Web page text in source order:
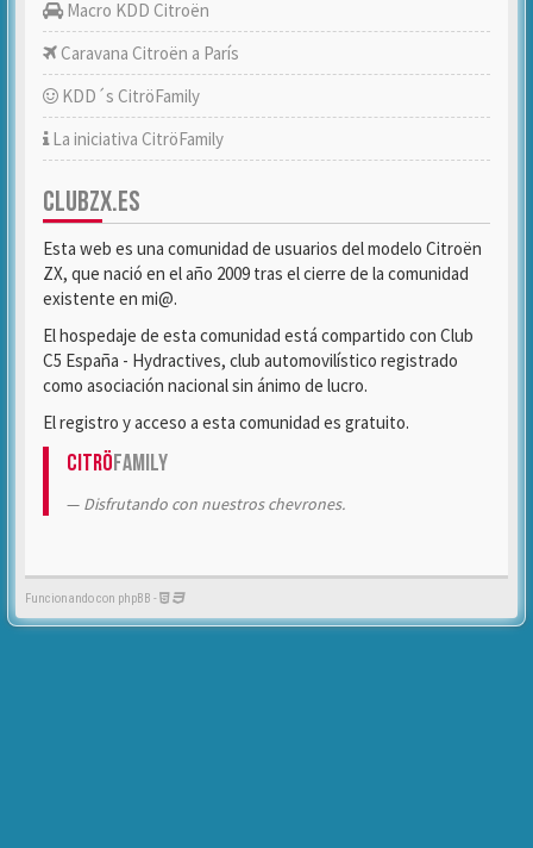
Macro KDD Citroën
Caravana Citroën a París
KDD´s CitröFamily
La iniciativa CitröFamily
CLUBZX.ES
Esta web es una comunidad de usuarios del modelo Citroën
ZX, que nació en el año 2009 tras el cierre de la comunidad
existente en mi@.
El hospedaje de esta comunidad está compartido con Club
C5 España - Hydractives, club automovilístico registrado
como asociación nacional sin ánimo de lucro.
El registro y acceso a esta comunidad es gratuito.
CitröFamily
Disfrutando con nuestros chevrones.
Funcionando con phpBB -